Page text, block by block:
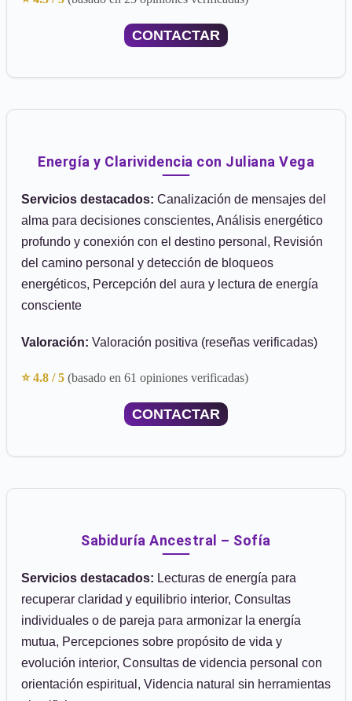
CONTACTAR
Energía y Clarividencia con Juliana Vega
Servicios destacados: Canalización de mensajes del
alma para decisiones conscientes, Análisis energético
profundo y conexión con el destino personal, Revisión
del camino personal y detección de bloqueos
energéticos, Percepción del aura y lectura de energía
consciente
Valoración: Valoración positiva (reseñas verificadas)
⭐ 4.8 / 5 (basado en 61 opiniones verificadas)
CONTACTAR
Sabiduría Ancestral – Sofía
Servicios destacados: Lecturas de energía para
recuperar claridad y equilibrio interior, Consultas
individuales o de pareja para armonizar la energía
mutua, Percepciones sobre propósito de vida y
evolución interior, Consultas de videncia personal con
orientación espiritual, Videncia natural sin herramientas